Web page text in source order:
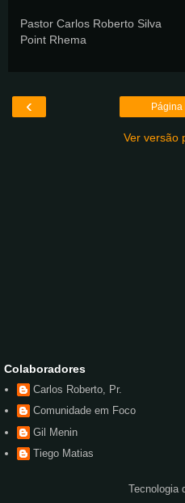
Pastor Carlos Roberto Silva
Point Rhema
‹ Página
Ver versão
Colaboradores
Carlos Roberto, Pr.
Comunidade em Foco
Gil Menin
Tiego Matias
Tecnologia